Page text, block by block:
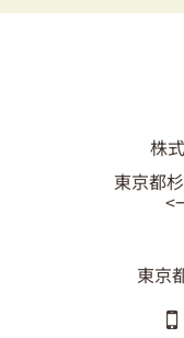
株
東京都
<
東京